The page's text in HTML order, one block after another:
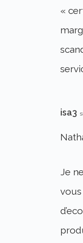
«
isa3
Je